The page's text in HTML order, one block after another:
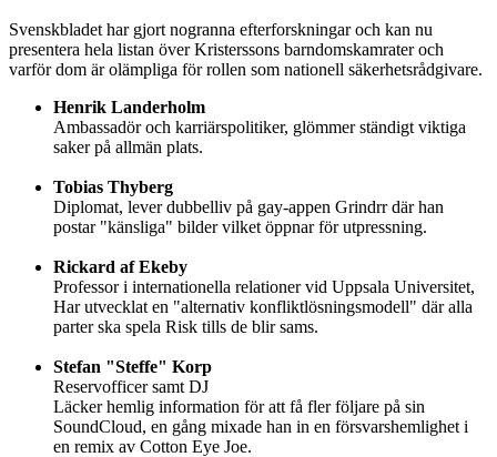
Svenskbladet har gjort nogranna efterforskningar och kan nu
presentera hela listan över Kristerssons barndomskamrater och
varför dom är olämpliga för rollen som nationell säkerhetsrådgivare.
Henrik Landerholm
Ambassadör och karriärspolitiker, glömmer ständigt viktiga
saker på allmän plats.
Tobias Thyberg
Diplomat, lever dubbelliv på gay-appen Grindrr där han
postar "känsliga" bilder vilket öppnar för utpressning.
Rickard af Ekeby
Professor i internationella relationer vid Uppsala Universitet,
Har utvecklat en "alternativ konfliktlösningsmodell" där alla
parter ska spela Risk tills de blir sams.
Stefan "Steffe" Korp
Reservofficer samt DJ
Läcker hemlig information för att få fler följare på sin
SoundCloud, en gång mixade han in en försvarshemlighet i
en remix av Cotton Eye Joe.